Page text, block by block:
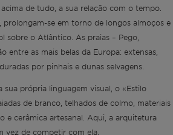
acima de tudo, a sua relação com o tempo.
prolongam-se em torno de longos almoços e
sobre o Atlântico. As praias – Pego,
entre as mais belas da Europa: extensas,
por pinhais e dunas selvagens.
sua própria linguagem visual, o «Estilo
de branco, telhados de colmo, materiais
e cerâmica artesanal. Aqui, a arquitetura
vez de competir com ela.